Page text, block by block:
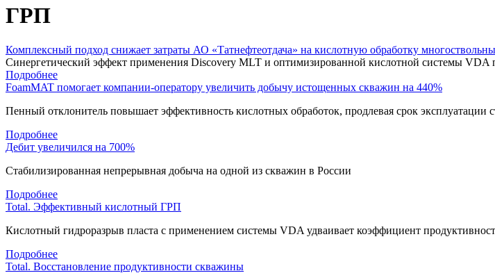
ГРП
Комплексный подход снижает затраты АО «Татнефтеотдача» на кислотную обработку
Синергетический эффект применения Discovery MLT и оптимизированной кислотной системы VDA
Подробнее
FoamMAT помогает компании-оператору увеличить добычу истощенных скважин на 440%
Пенный отклонитель повышает эффективность кислотных обработок, продлевая срок эксплуатации
Подробнее
Дебит увеличился на 700%
Cтабилизированная непрерывная добыча на одной из скважин в России
Подробнее
Total. Эффективный кислотный ГРП
Кислотный гидроразрыв пласта с применением системы VDA удваивает коэффициент
Подробнее
Total. Восстановление продуктивности скважины